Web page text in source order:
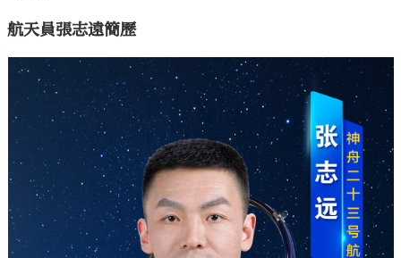
航天員張志遠簡歷